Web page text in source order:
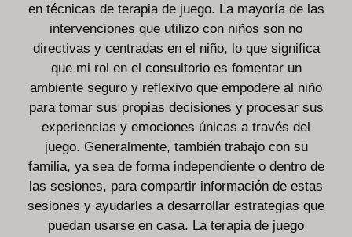
en técnicas de terapia de juego. La mayoría de las
intervenciones que utilizo con niños son no
directivas y centradas en el niño, lo que significa
que mi rol en el consultorio es fomentar un
ambiente seguro y reflexivo que empodere al niño
para tomar sus propias decisiones y procesar sus
experiencias y emociones únicas a través del
juego. Generalmente, también trabajo con su
familia, ya sea de forma independiente o dentro de
las sesiones, para compartir información de estas
sesiones y ayudarles a desarrollar estrategias que
puedan usarse en casa. La terapia de juego